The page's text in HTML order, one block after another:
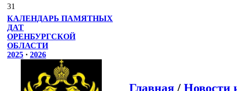
31
КАЛЕНДАРЬ ПАМЯТНЫХ
ДАТ
ОРЕНБУРГСКОЙ
ОБЛАСТИ
2025 · 2026
Главная / Новости